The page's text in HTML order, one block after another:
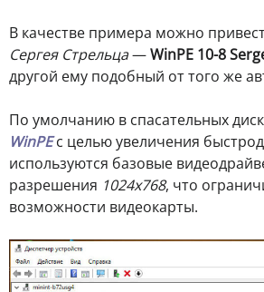
В качестве примера можно
Сергея Стрельца—WinPE 10-8
другой ему подобный от того же
По умолчанию в спасательных
WinPEс целью увеличения
используются базовые
разрешения 1024х768, что
возможности видеокарты.